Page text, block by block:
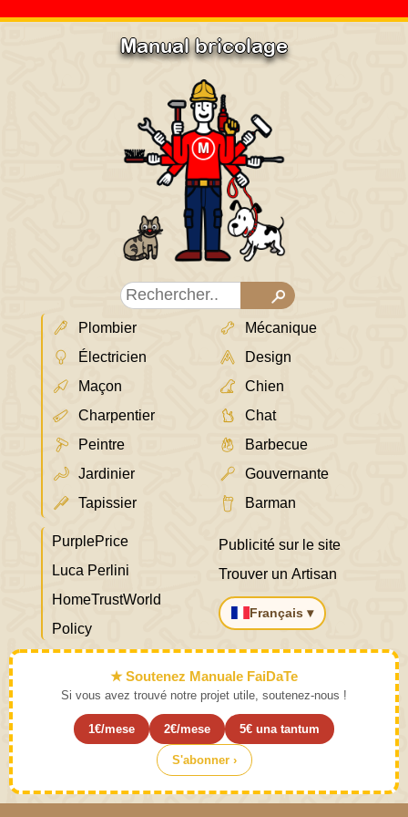
Manual bricolage
Plombier
Électricien
Maçon
Charpentier
Peintre
Jardinier
Tapissier
Mécanique
Design
Chien
Chat
Barbecue
Gouvernante
Barman
PurplePrice
Luca Perlini
HomeTrustWorld
Policy
Publicité sur le site
Trouver un Artisan
Français ▾
★ Soutenez Manuale FaiDaTe
Si vous avez trouvé notre projet utile, soutenez-nous !
1€/mese 2€/mese 5€ una tantum
S'abonner ›